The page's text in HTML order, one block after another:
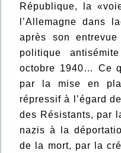
République, la
l’Allemagne dans
après son
politique
octobre 1940… Ce
par la mise en
répressif à l’égard
des Résistants, par
nazis à la
de la mort, par la